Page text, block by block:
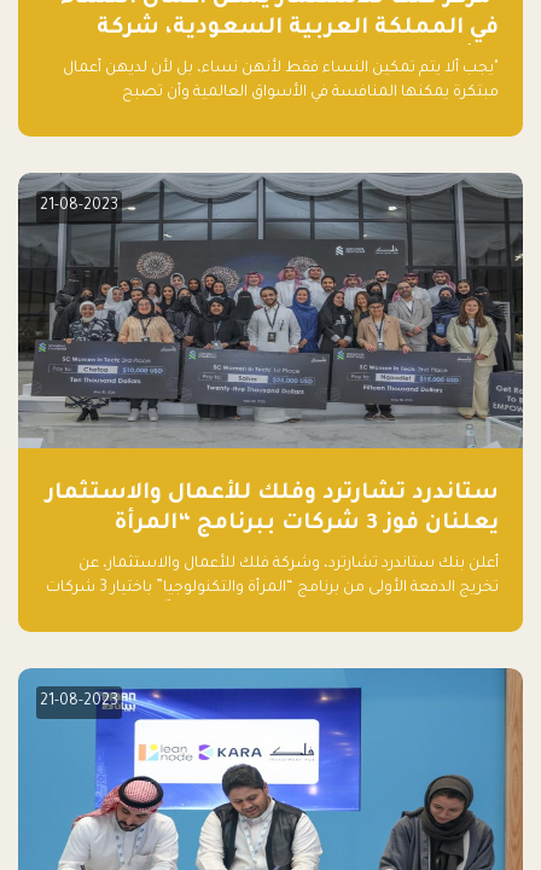
في المملكة العربية السعودية، شركة
ناشئة تلو الأخرى."
"يجب ألا يتم تمكين النساء فقط لأنهن نساء، بل لأن لديهن أعمال
مبتكرة يمكنها المنافسة في الأسواق العالمية وأن تصبح
21-08-2023
ستاندرد تشارترد وفلك للأعمال والاستثمار
يعلنان فوز 3 شركات ببرنامج “المرأة
والتكنولوجيا”
أعلن بنك ستاندرد تشارترد، وشركة فلك للأعمال والاستثمار، عن
تخريج الدفعة الأولى من برنامج “المرأة والتكنولوجيا” باختيار 3 شركات
الأعمال، اللواتي خضعن لبرنامج حاضنة مدته 8 أسابيع، أفكاراً مبتكرة
21-08-2023